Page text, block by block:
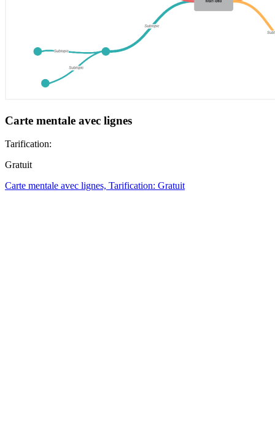
Carte mentale avec lignes
Tarification:
Gratuit
Carte mentale avec lignes, Tarification: Gratuit